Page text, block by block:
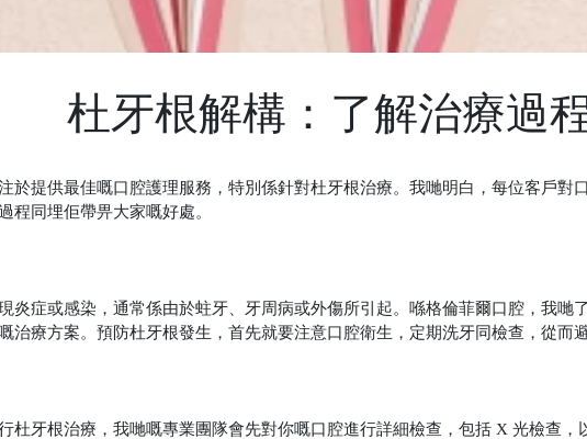
杜牙根解構：了解治療過
於提供最佳嘅口腔護理服務，特別係針對杜牙根治療。我哋明白，每位客戶
程同埋佢帶畀大家嘅好處。
炎症或感染，通常係由於蛀牙、牙周病或外傷所引起。喺格倫菲爾口腔，我哋
治療方案。預防杜牙根發生，首先就要注意口腔衛生，定期洗牙同檢查，從而
杜牙根治療，我哋嘅專業團隊會先對你嘅口腔進行詳細檢查，包括 X 光檢查，